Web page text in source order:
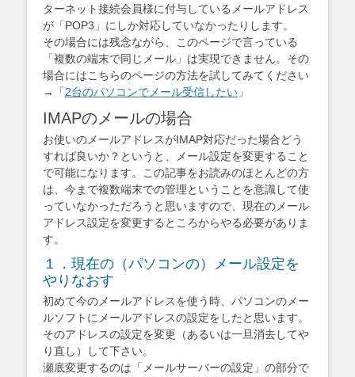
ターネット接続会員様に付与しているメールアドレス
が「POP3」にしか対応していなかったりします。
その場合には残念ながら、このページで言っている
「複数の端末で同じメール」は実現できません。その
場合にはこちらのページの方法を試してみてください
→「2台のパソコンでメール受信したい 」
IMAPのメールの場合
お使いのメールアドレスがIMAP対応だった場合どう
すれば良いか？というと、メール設定を変更すること
で可能になります。この記事をお読みのほとんどの方
は、今まで複数端末での管理ということを意識して使
っていなかっただろうと思いますので、現在のメール
アドレス設定を変更するところからやる必要がありま
す。
１．現在の（パソコンの）メール設定を
やりなおす
初めて今のメールアドレスを使う時、パソコンのメー
ルソフトにメールアドレスの設定をしたと思います。
そのアドレスの設定を変更（あるいは一旦消去してや
り直し）して下さい。
瀬底変更するのは「メールサーバーの設定」の部分で